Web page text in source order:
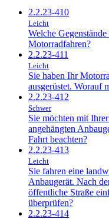
2.2.23-410
Leicht
Welche
Motorradfahren?
2.2.23-411
Leicht
Sie haben Ihr
ausgerüstet. Worauf
2.2.23-412
Schwer
Sie möchten mit
angehängten
Fahrt beachten?
2.2.23-413
Leicht
Sie fahren eine
Anbaugerät. Nach
öffentliche Straße
überprüfen?
2.2.23-414